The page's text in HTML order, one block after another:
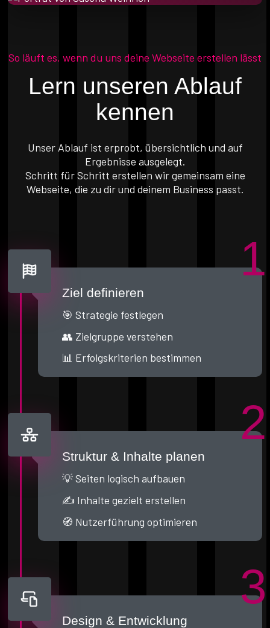
So läuft es, wenn du uns deine Webseite erstellen lässt
Lern unseren Ablauf
kennen
Unser Ablauf ist erprobt, übersichtlich und auf
Ergebnisse ausgelegt.
Schritt für Schritt erstellen wir gemeinsam eine
Webseite, die zu dir und deinem Business passt.
1
Ziel definieren
🎯 Strategie festlegen
👥 Zielgruppe verstehen
📊 Erfolgskriterien bestimmen
2
Struktur & Inhalte planen
💡 Seiten logisch aufbauen
✍️ Inhalte gezielt erstellen
🧭 Nutzerführung optimieren
3
Design & Entwicklung